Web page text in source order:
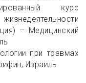
курс
– Медицинский
при травмах
Израиль